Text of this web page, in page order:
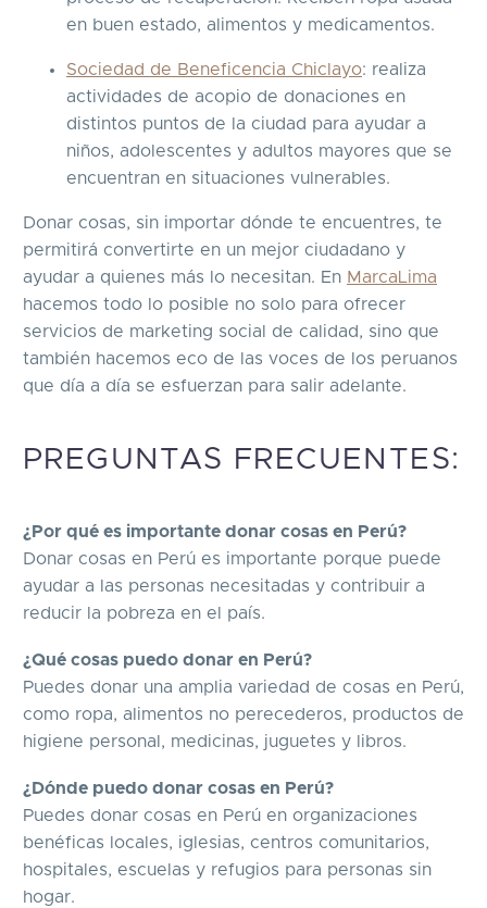
en buen estado, alimentos y medicamentos.
Sociedad de Beneficencia Chiclayo: realiza
actividades de acopio de donaciones en
distintos puntos de la ciudad para ayudar a
niños, adolescentes y adultos mayores que se
encuentran en situaciones vulnerables.
Donar cosas, sin importar dónde te encuentres, te
permitirá convertirte en un mejor ciudadano y
ayudar a quienes más lo necesitan. En MarcaLima
hacemos todo lo posible no solo para ofrecer
servicios de marketing social de calidad, sino que
también hacemos eco de las voces de los peruanos
que día a día se esfuerzan para salir adelante.
PREGUNTAS FRECUENTES:
¿Por qué es importante donar cosas en Perú?
Donar cosas en Perú es importante porque puede
ayudar a las personas necesitadas y contribuir a
reducir la pobreza en el país.
¿Qué cosas puedo donar en Perú?
Puedes donar una amplia variedad de cosas en Perú,
como ropa, alimentos no perecederos, productos de
higiene personal, medicinas, juguetes y libros.
¿Dónde puedo donar cosas en Perú?
Puedes donar cosas en Perú en organizaciones
benéficas locales, iglesias, centros comunitarios,
hospitales, escuelas y refugios para personas sin
hogar.